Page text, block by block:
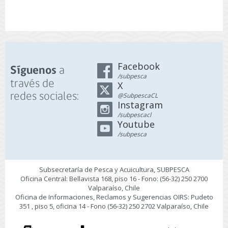
Síguenos a
través de
redes sociales:
Facebook
/subpesca
X
@SubpescaCL
Instagram
/subpescacl
Youtube
/subpesca
Subsecretaría de Pesca y Acuicultura, SUBPESCA
Oficina Central: Bellavista 168, piso 16 - Fono: (56-32) 250 2700
Valparaíso, Chile
Oficina de Informaciones, Reclamos y Sugerencias OIRS: Pudeto
351 , piso 5, oficina 14 - Fono (56-32) 250 2702 Valparaíso, Chile